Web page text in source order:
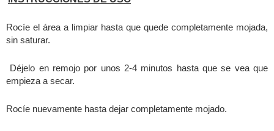
Rocíe el área a limpiar hasta que quede completamente mojada,
sin saturar.
Déjelo en remojo por unos 2-4 minutos hasta que se vea que
empieza a secar.
Rocíe nuevamente hasta dejar completamente mojado.